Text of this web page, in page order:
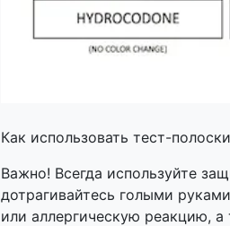
Как использовать тест-
Важно! Всегда используйте
дотрагивайтесь голыми
или аллергическую реакцию,